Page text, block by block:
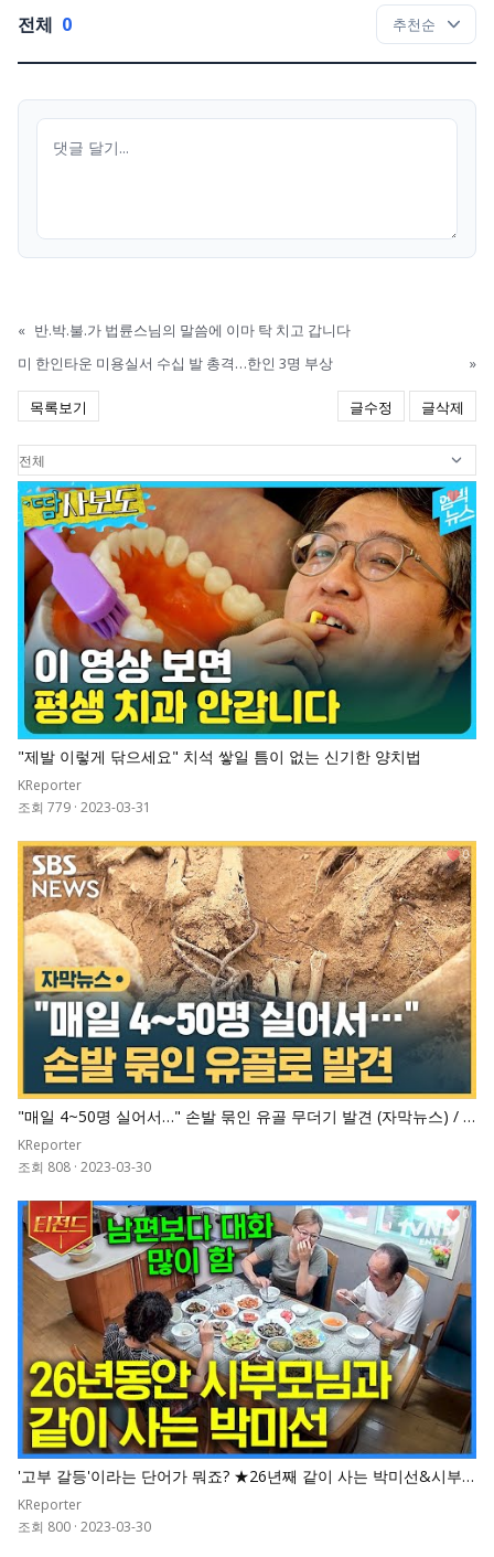
전체 0
« 반.박.불.가 법륜스님의 말씀에 이마 탁 치고 갑니다
미 한인타운 미용실서 수십 발 총격…한인 3명 부상
»
목록보기 글수정 글삭제
"제발 이렇게 닦으세요" 치석 쌓일 틈이 없는 신기한 양치법
KReporter
조회 779 · 2023-03-31
1
"매일 4~50명 실어서…" 손발 묶인 유골 무더기 발견 (자막뉴스) / S
BS
KReporter
조회 808 · 2023-03-30
0
'고부 갈등'이라는 단어가 뭐죠? ★26년째 같이 사는 박미선&시부
모님★ 웃음 한도 초과인 식탁 대화
KReporter
조회 800 · 2023-03-30
0